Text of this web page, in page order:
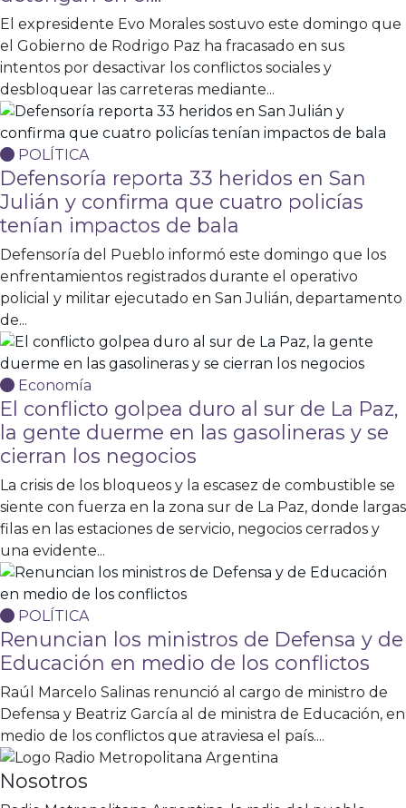
El expresidente Evo Morales sostuvo este domingo que
el Gobierno de Rodrigo Paz ha fracasado en sus
intentos por desactivar los conflictos sociales y
desbloquear las carreteras mediante...
POLÍTICA
Defensoría reporta 33 heridos en San
Julián y confirma que cuatro policías
tenían impactos de bala
Defensoría del Pueblo informó este domingo que los
enfrentamientos registrados durante el operativo
policial y militar ejecutado en San Julián, departamento
de...
Economía
El conflicto golpea duro al sur de La Paz,
la gente duerme en las gasolineras y se
cierran los negocios
La crisis de los bloqueos y la escasez de combustible se
siente con fuerza en la zona sur de La Paz, donde largas
filas en las estaciones de servicio, negocios cerrados y
una evidente...
POLÍTICA
Renuncian los ministros de Defensa y de
Educación en medio de los conflictos
Raúl Marcelo Salinas renunció al cargo de ministro de
Defensa y Beatriz García al de ministra de Educación, en
medio de los conflictos que atraviesa el país....
Nosotros